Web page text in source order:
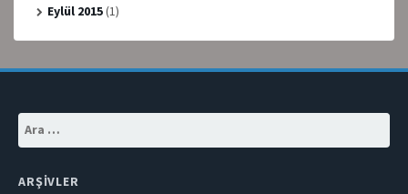
Eylül 2015(1)
Arama:
ARŞIVLER